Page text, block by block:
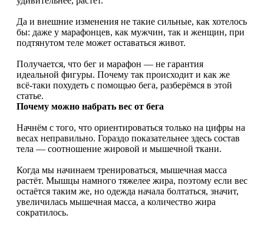
Да и внешние изменения не такие сильные, как хотелось
бы: даже у марафонцев, как мужчин, так и женщин, при
подтянутом теле может оставаться живот.
Получается, что бег и марафон — не гарантия
идеальной фигуры. Почему так происходит и как же
всё-таки похудеть с помощью бега, разберёмся в этой
статье.
Почему можно набрать вес от бега
Начнём с того, что ориентироваться только на цифры на
весах неправильно. Гораздо показательнее здесь состав
тела — соотношение жировой и мышечной ткани.
Когда мы начинаем тренироваться, мышечная масса
растёт. Мышцы намного тяжелее жира, поэтому если вес
остаётся таким же, но одежда начала болтаться, значит,
увеличилась мышечная масса, а количество жира
сократилось.